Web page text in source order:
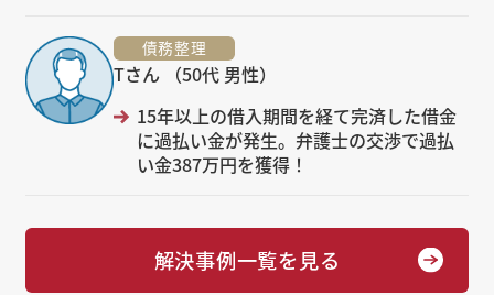
債務整理
Tさん （50代 男性）
15年以上の借入期間を経て完済した借金
に過払い金が発生。弁護士の交渉で過払
い金387万円を獲得！
解決事例一覧を見る